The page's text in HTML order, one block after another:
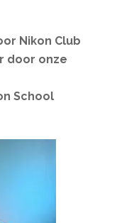
Nikon Club
door onze
School